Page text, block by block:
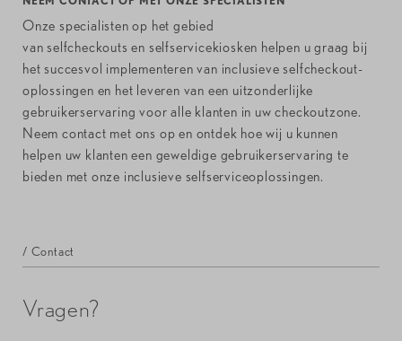
Onze specialisten op het gebied
van selfcheckouts en selfservicekiosken helpen u graag bij
het succesvol implementeren van inclusieve selfcheckout-
oplossingen en het leveren van een uitzonderlijke
gebruikerservaring voor alle klanten in uw checkoutzone.
Neem contact met ons op en ontdek hoe wij u kunnen
helpen uw klanten een geweldige gebruikerservaring te
bieden met onze inclusieve selfserviceoplossingen.
/ Contact
Vragen?